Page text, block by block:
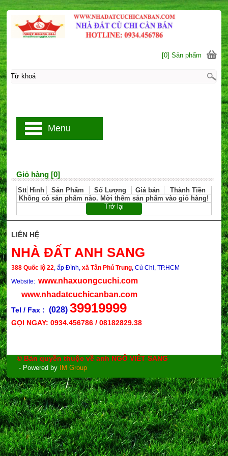
Giỏ hàng [0]
Stt Hình Sản Phẩm Số Lượng Giá bán
Thành Tiền
Không có sản phẩm nào. Mời thêm sản phẩm vào giỏ hàng!
Trở lại
[0] Sản phẩm
Menu
LIÊN HỆ
NHÀ ĐẤT ANH SANG
388 Quốc lộ 22, ấp Đình, xã Tân Phú Trung, Củ Chi, TP.HCM
Website: www.nhaxuongcuchi.com
www.nhadatcuchicanban.com
Tel / Fax : (028) 39919999
GỌI NGAY: 0934.456786 / 08182829.38
© Bản quyền thuộc về anh NGÔ VIẾT SANG
- Powered by IM Group